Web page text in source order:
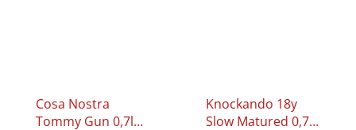
Cosa Nostra
Tommy Gun 0,7l
Knockando 18y
Slow Matured 0,7l